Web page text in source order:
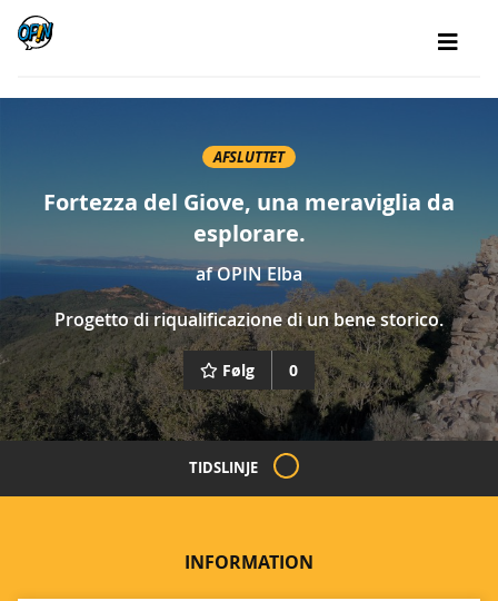
AFSLUTTET
Fortezza del Giove, una meraviglia da
esplorare.
afOPIN Elba
Progetto di riqualificazione di un bene storico.
Følg 0
TIDSLINJE
INFORMATION